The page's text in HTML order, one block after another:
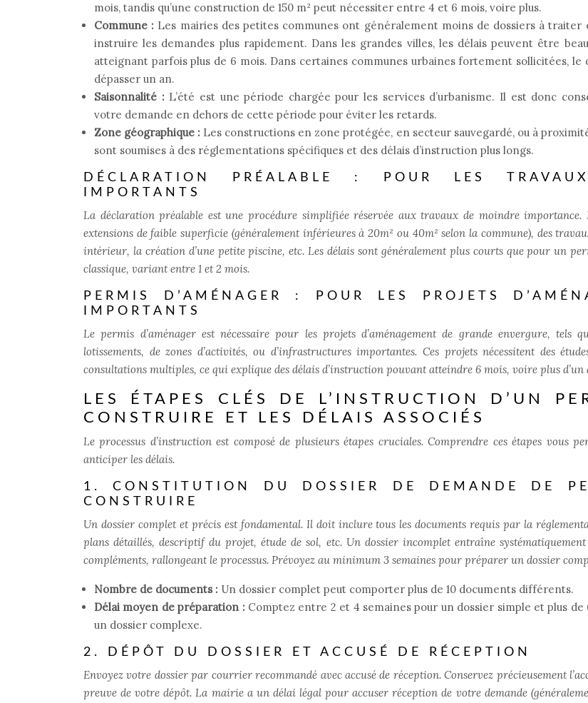
mois, tandis qu’une construction de 150 m² peut nécessiter entre 4 et 6 mois, voire plus.
Commune : Les mairies des petites communes ont généralement moins de dossiers à traiter
instruire les demandes plus rapidement. Dans les grandes villes, les délais peuvent être
atteignant parfois plus de 6 mois. Dans certaines communes urbaines fortement sollicitées, le
dépasser un an.
Saisonnalité : L’été est une période chargée pour les services d’urbanisme. Il est donc
votre demande en dehors de cette période pour éviter les retards.
Zone géographique : Les constructions en zone protégée, en secteur sauvegardé, ou à
sont soumises à des réglementations spécifiques et des délais d’instruction plus longs.
DÉCLARATION PRÉALABLE : POUR LES
IMPORTANTS
La déclaration préalable est une procédure simplifiée réservée aux travaux de moindre importance.
extensions de faible superficie (généralement inférieures à 20m² ou 40m² selon la commune), des
intérieur, la création d’une petite piscine, etc. Les délais sont généralement plus courts que pour un
classique, variant entre 1 et 2 mois.
PERMIS D’AMÉNAGER : POUR LES PROJETS
IMPORTANTS
Le permis d’aménager est nécessaire pour les projets d’aménagement de grande envergure, tels
lotissements, de zones d’activités, ou d’infrastructures importantes. Ces projets nécessitent des
consultations multiples, ce qui explique des délais d’instruction pouvant atteindre 6 mois, voire plus d’un
LES ÉTAPES CLÉS DE L’INSTRUCTION D’UN
CONSTRUIRE ET LES DÉLAIS ASSOCIÉS
Le processus d’instruction est composé de plusieurs étapes cruciales. Comprendre ces étapes vous
anticiper les délais.
1. CONSTITUTION DU DOSSIER DE DEMANDE DE
CONSTRUIRE
Un dossier complet et précis est fondamental. Il doit inclure tous les documents requis par la
plans détaillés, descriptif du projet, étude de sol, etc. Un dossier incomplet entraîne systématiquement
compléments, rallongeant le processus. Prévoyez au minimum 3 semaines pour préparer un dossier
Nombre de documents : Un dossier complet peut comporter plus de 10 documents différents.
Délai moyen de préparation : Comptez entre 2 et 4 semaines pour un dossier simple et plus de
un dossier complexe.
2. DÉPÔT DU DOSSIER ET ACCUSÉ DE RÉCEPTION
Envoyez votre dossier par courrier recommandé avec accusé de réception. Conservez précieusement
preuve de votre dépôt. La mairie a un délai légal pour accuser réception de votre demande